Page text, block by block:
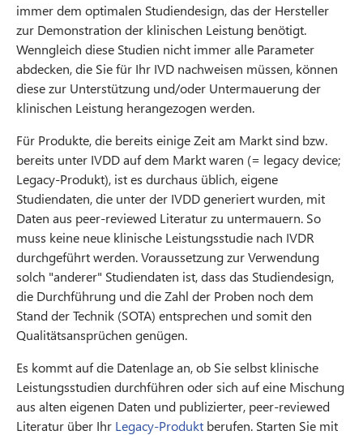
immer dem optimalen Studiendesign, das der Hersteller
zur Demonstration der klinischen Leistung benötigt.
Wenngleich diese Studien nicht immer alle Parameter
abdecken, die Sie für Ihr IVD nachweisen müssen, können
diese zur Unterstützung und/oder Untermauerung der
klinischen Leistung herangezogen werden.
Für Produkte, die bereits einige Zeit am Markt sind bzw.
bereits unter IVDD auf dem Markt waren (= legacy device;
Legacy-Produkt), ist es durchaus üblich, eigene
Studiendaten, die unter der IVDD generiert wurden, mit
Daten aus peer-reviewed Literatur zu untermauern. So
muss keine neue klinische Leistungsstudie nach IVDR
durchgeführt werden. Voraussetzung zur Verwendung
solch "anderer" Studiendaten ist, dass das Studiendesign,
die Durchführung und die Zahl der Proben noch dem
Stand der Technik (SOTA) entsprechen und somit den
Qualitätsansprüchen genügen.
Es kommt auf die Datenlage an, ob Sie selbst klinische
Leistungsstudien durchführen oder sich auf eine Mischung
aus alten eigenen Daten und publizierter, peer-reviewed
Literatur über Ihr Legacy-Produkt berufen. Starten Sie mit